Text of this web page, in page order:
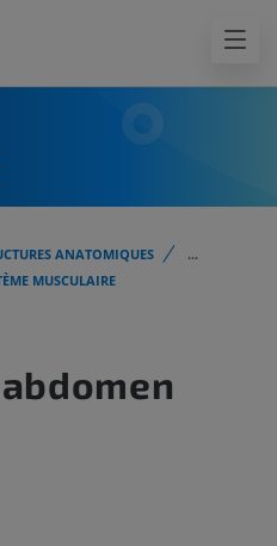
ANATOMIQUES
...
MUSCULAIRE